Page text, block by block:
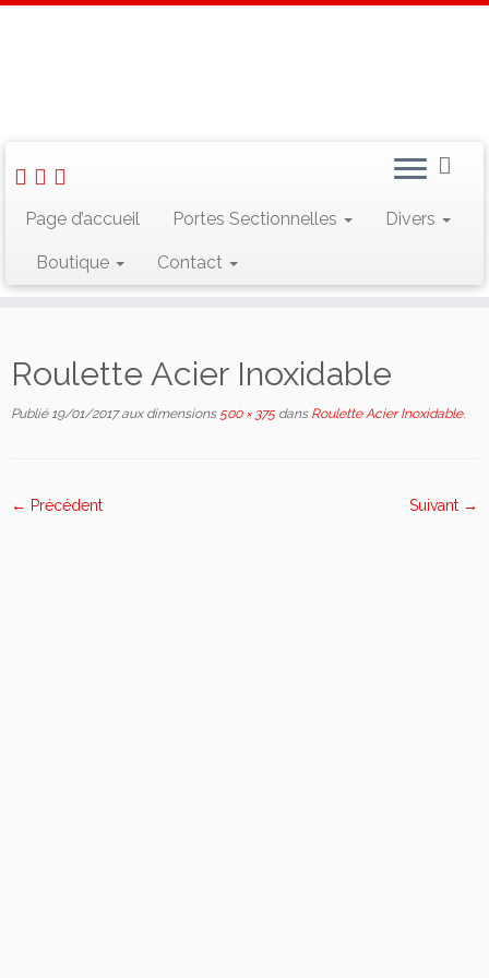
content
Page d’accueil Portes Sectionnelles Divers
Boutique Contact
Rechercher :
Suivez-nous sur Facebook
Roulette Acier Inoxidable
Publié 19/01/2017aux dimensions500 × 375dansRoulette Acier Inoxidable.
← Précédent Suivant →